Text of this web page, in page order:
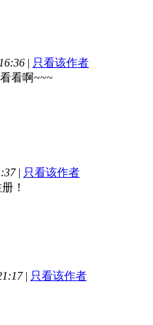
| 只看该作者
看啊~~~
| 只看该作者
！
| 只看该作者